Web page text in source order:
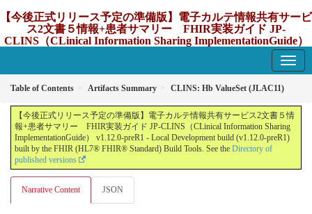
【今後正式リリース予定の準備版】電子カルテ情報共有サービ
ス2文書５情報+患者サマリー FHIR実装ガイド JP-
CLINS（CLinical Information Sharing ImplementationGuide）
Table of Contents Artifacts Summary CLINS: Hb ValueSet (JLAC11)
【今後正式リリース予定の準備版】電子カルテ情報共有サービス2文書５情
報+患者サマリー FHIR実装ガイド JP-CLINS（CLinical Information Sharing
ImplementationGuide） v1.12.0-preR1 - Local Development build (v1.12.0-preR1)
built by the FHIR (HL7® FHIR® Standard) Build Tools. See the Directory of
published versions
Narrative Content JSON